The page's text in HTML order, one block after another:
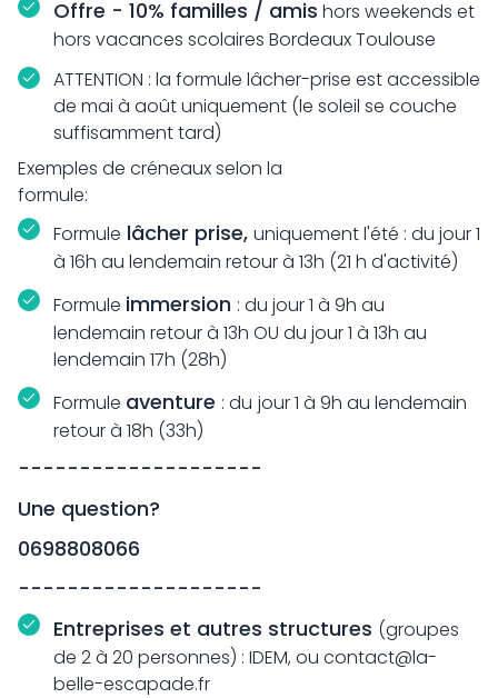
Offre - 10% familles / amis hors weekends et
hors vacances scolaires Bordeaux Toulouse
ATTENTION : la formule lâcher-prise est accessible
de mai à août uniquement (le soleil se couche
suffisamment tard)
Exemples de créneaux selon la
formule:
Formule lâcher prise, uniquement l'été : du jour 1
à 16h au lendemain retour à 13h (21 h d'activité)
Formule immersion : du jour 1 à 9h au
lendemain retour à 13h OU du jour 1 à 13h au
lendemain 17h (28h)
Formule aventure : du jour 1 à 9h au lendemain
retour à 18h (33h)
--------------------
Une question?
0698808066
--------------------
Entreprises et autres structures (groupes
de 2 à 20 personnes) : IDEM, ou contact@la-
belle-escapade.fr